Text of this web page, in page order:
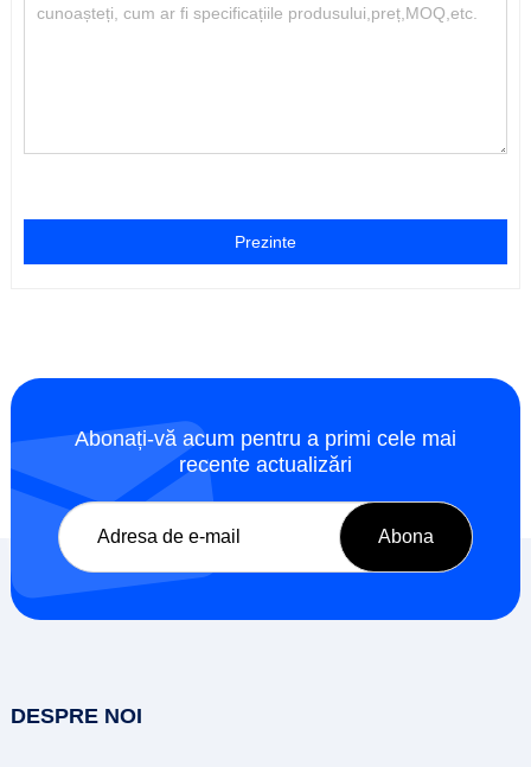
Prezinte
Abonați-vă acum pentru a primi cele mai
recente actualizări
DESPRE NOI